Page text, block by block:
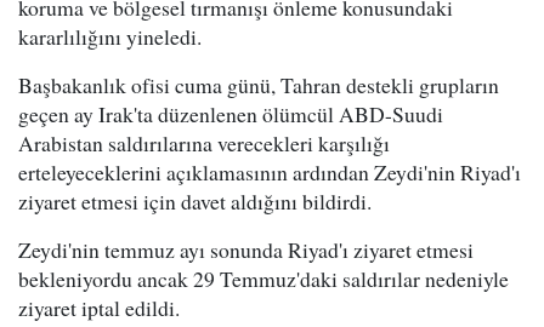
koruma ve bölgesel tırmanışı önleme konusundaki
kararlılığını yineledi.
Başbakanlık ofisi cuma günü, Tahran destekli grupların
geçen ay Irak'ta düzenlenen ölümcül ABD-Suudi
Arabistan saldırılarına verecekleri karşılığı
erteleyeceklerini açıklamasının ardından Zeydi'nin Riyad'ı
ziyaret etmesi için davet aldığını bildirdi.
Zeydi'nin temmuz ayı sonunda Riyad'ı ziyaret etmesi
bekleniyordu ancak 29 Temmuz'daki saldırılar nedeniyle
ziyaret iptal edildi.